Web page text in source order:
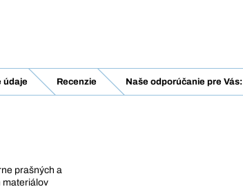
údaje Recenzie Naše odporúčanie pre Vás:
prašných a
materiálov